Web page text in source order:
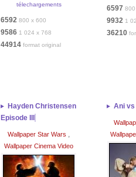
télechargements
6592 800 x 600
9586 1 024 x 768
44914 format original
6597
9932 1
36210
Hayden Christensen
Episode III
Wallpaper Star Wars ,
Wallpaper Cinema Video
Ani vs